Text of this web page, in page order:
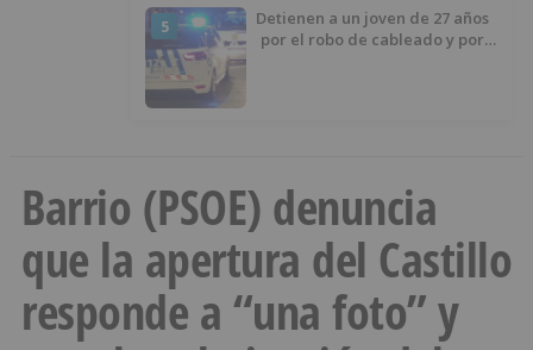
5
Detienen a un joven de 27 años
por el robo de cableado y por
Barrio (PSOE) denuncia
que la apertura del Castillo
responde a “una foto” y